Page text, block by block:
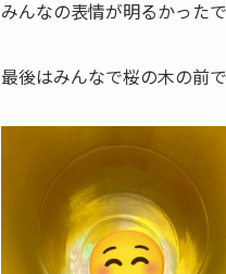
みんなの表情が明るかった
最後はみんなで桜の木の前